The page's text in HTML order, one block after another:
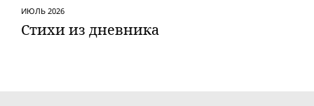
ИЮЛЬ 2026
Стихи из дневника